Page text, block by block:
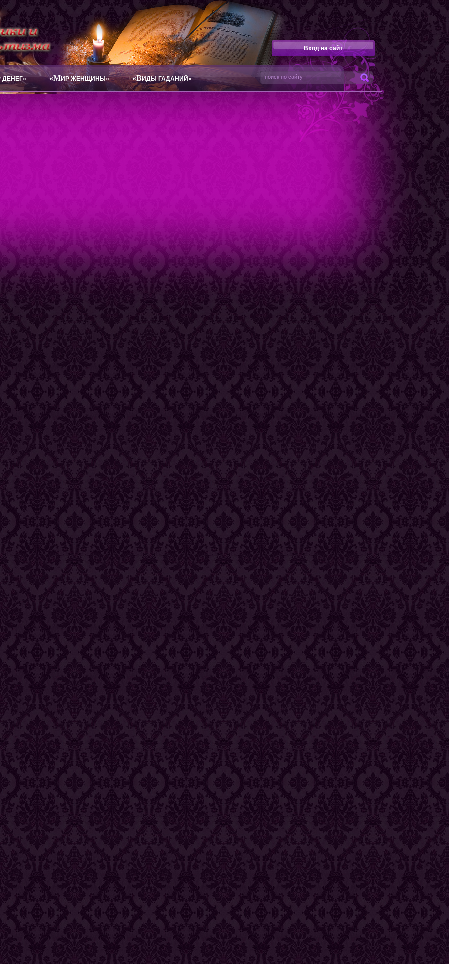
Вход на сайт
ДЕНЕГ» «МИР ЖЕНЩИНЫ» «ВИДЫ ГАДАНИЙ»